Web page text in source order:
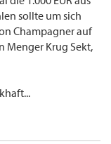
sollte um sich
Champagner auf
Menger Krug Sekt,